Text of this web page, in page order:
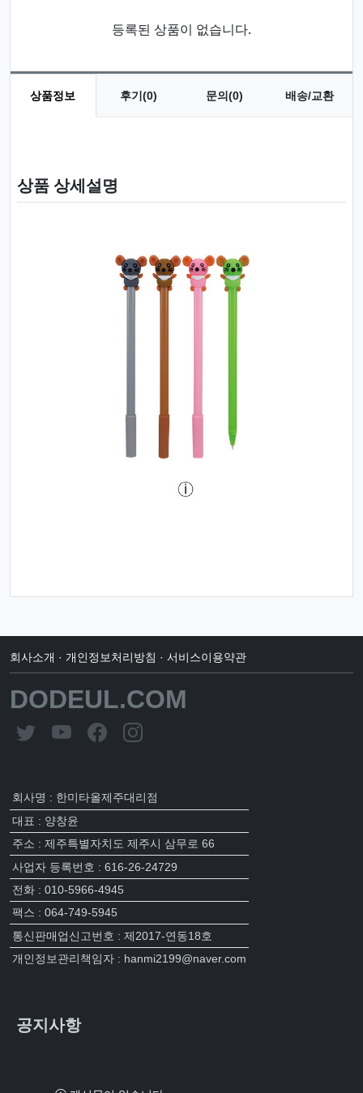
등록된 상품이 없습니다.
상품정보 후기(0) 문의(0) 배송/교환
상품 상세설명
회사소개 · 개인정보처리방침 · 서비스이용약관
DODEUL.COM
회사명 : 한미타올제주대리점
대표 : 양창윤
주소 : 제주특별자치도 제주시 삼무로 66
사업자 등록번호 : 616-26-24729
전화 : 010-5966-4945
팩스 : 064-749-5945
통신판매업신고번호 : 제2017-연동18호
개인정보관리책임자 : hanmi2199@naver.com
공지사항